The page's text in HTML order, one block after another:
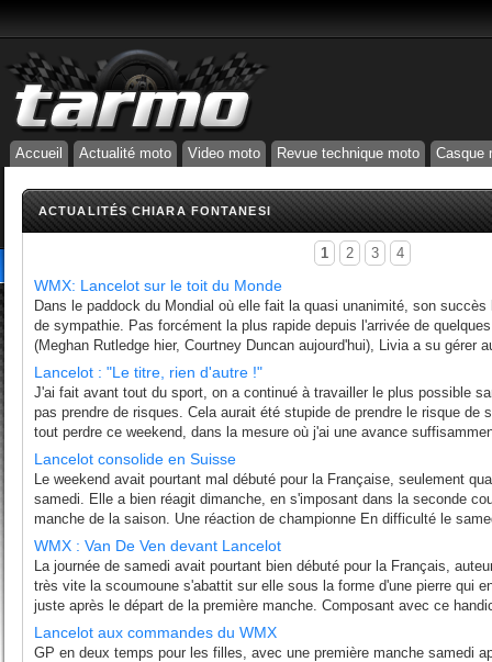
Accueil Actualité moto Video moto Revue technique moto Casque
ACTUALITÉS CHIARA FONTANESI
1 2 3 4
WMX: Lancelot sur le toit du Monde
Dans le paddock du Mondial où elle fait la quasi unanimité, son
de sympathie. Pas forcément la plus rapide depuis l'arrivée de
(Meghan Rutledge hier, Courtney Duncan aujourd'hui), Livia a su gérer
Lancelot : "Le titre, rien d'autre !"
J'ai fait avant tout du sport, on a continué à travailler le plus possible
pas prendre de risques. Cela aurait été stupide de prendre le risque de
tout perdre ce weekend, dans la mesure où j'ai une avance
Lancelot consolide en Suisse
Le weekend avait pourtant mal débuté pour la Française, seulement
samedi. Elle a bien réagit dimanche, en s'imposant dans la seconde
manche de la saison. Une réaction de championne En difficulté le
WMX : Van De Ven devant Lancelot
La journée de samedi avait pourtant bien débuté pour la Français,
très vite la scoumoune s'abattit sur elle sous la forme d'une pierre qui
juste après le départ de la première manche. Composant avec ce
Lancelot aux commandes du WMX
GP en deux temps pour les filles, avec une première manche samedi